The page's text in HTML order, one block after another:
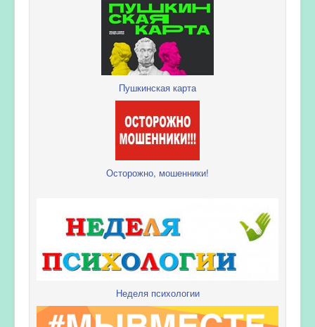
Пушкинская карта
Осторожно, мошенники!
Неделя психологии